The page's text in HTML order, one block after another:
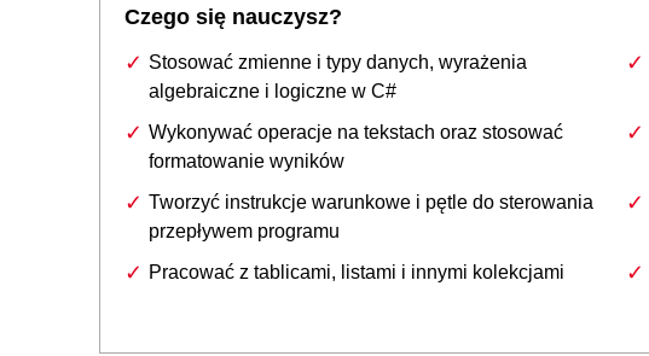
Czego się nauczysz?
Stosować zmienne i typy danych, wyrażenia
algebraiczne i logiczne w C#
Wykonywać operacje na tekstach oraz stosować
formatowanie wyników
Tworzyć instrukcje warunkowe i pętle do sterowania
przepływem programu
Pracować z tablicami, listami i innymi kolekcjami